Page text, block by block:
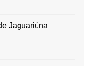
Jaguariúna